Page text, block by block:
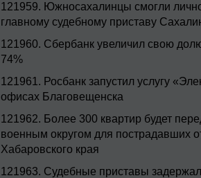
121959. Южносахалинцы смогли
главному судебному приставу
121960. Сбербанк увеличил свою
74%
121961. Росбанк запустил услугу
офисах Благовещенска
121962. Более 300 квартир будет
военным округом для пострадавших
Хабаровского края
121963. Судебные приставы